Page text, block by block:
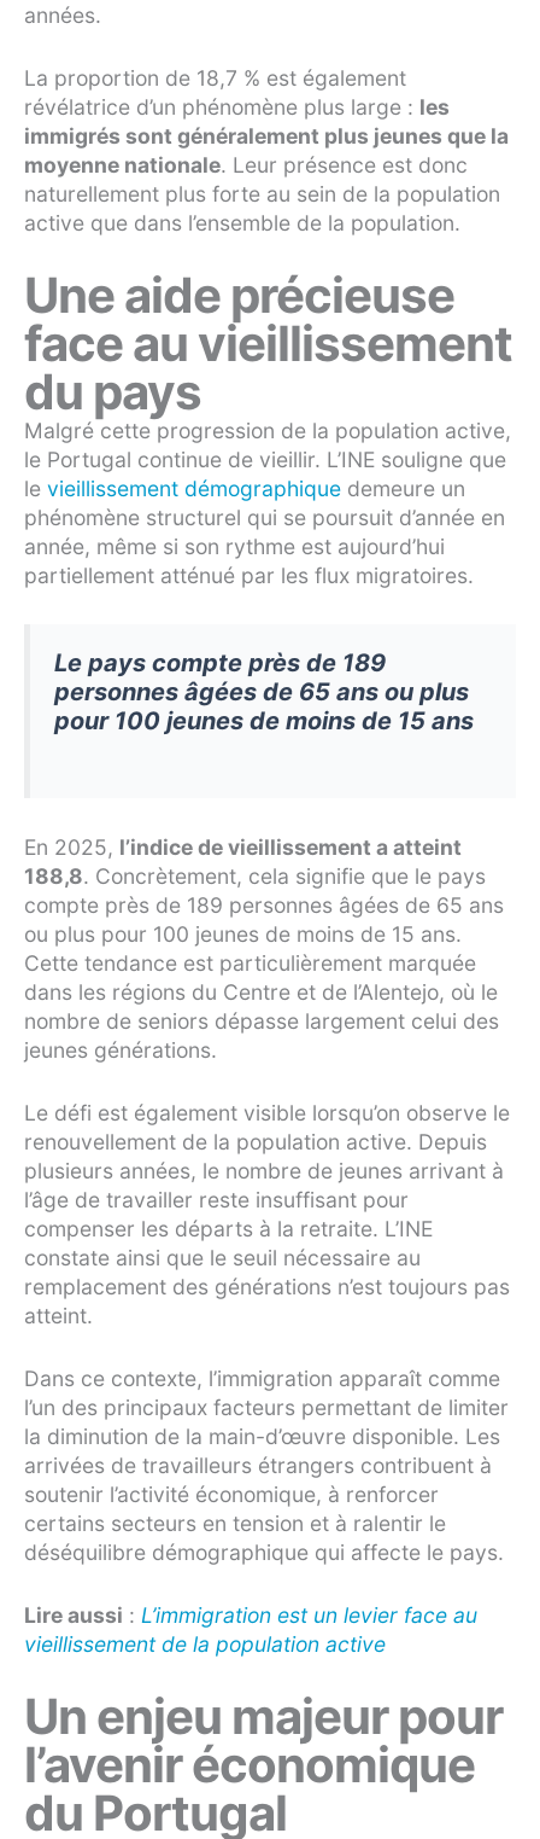
années.
La proportion de 18,7 % est également
révélatrice d’un phénomène plus large : les
immigrés sont généralement plus jeunes que la
moyenne nationale. Leur présence est donc
naturellement plus forte au sein de la population
active que dans l’ensemble de la population.
Une aide précieuse
face au vieillissement
du pays
Malgré cette progression de la population active,
le Portugal continue de vieillir. L’INE souligne que
le vieillissement démographique demeure un
phénomène structurel qui se poursuit d’année en
année, même si son rythme est aujourd’hui
partiellement atténué par les flux migratoires.
Le pays compte près de 189
personnes âgées de 65 ans ou plus
pour 100 jeunes de moins de 15 ans
En 2025, l’indice de vieillissement a atteint
188,8. Concrètement, cela signifie que le pays
compte près de 189 personnes âgées de 65 ans
ou plus pour 100 jeunes de moins de 15 ans.
Cette tendance est particulièrement marquée
dans les régions du Centre et de l’Alentejo, où le
nombre de seniors dépasse largement celui des
jeunes générations.
Le défi est également visible lorsqu’on observe le
renouvellement de la population active. Depuis
plusieurs années, le nombre de jeunes arrivant à
l’âge de travailler reste insuffisant pour
compenser les départs à la retraite. L’INE
constate ainsi que le seuil nécessaire au
remplacement des générations n’est toujours pas
atteint.
Dans ce contexte, l’immigration apparaît comme
l’un des principaux facteurs permettant de limiter
la diminution de la main-d’œuvre disponible. Les
arrivées de travailleurs étrangers contribuent à
soutenir l’activité économique, à renforcer
certains secteurs en tension et à ralentir le
déséquilibre démographique qui affecte le pays.
Lire aussi : L’immigration est un levier face au
vieillissement de la population active
Un enjeu majeur pour
l’avenir économique
du Portugal